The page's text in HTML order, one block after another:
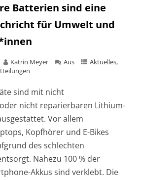
Batterien sind eine
für Umwelt und
Katrin Meyer Aus Aktuelles,
sind mit nicht
nicht reparierbaren Lithium-
Vor allem
Kopfhörer und E-Bikes
des schlechten
Nahezu 100 % der
Akkus sind verklebt. Die